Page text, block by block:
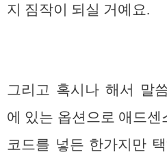
지 짐작이 되실 거예요.
그리고 혹시나 해서 말
에 있는 옵션으로 애드
코드를 넣든 한가지만